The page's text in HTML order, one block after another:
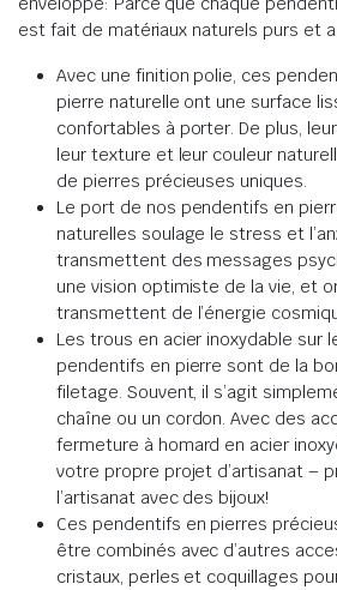
est fait de matériaux naturels purs et a
Avec une finition polie, ces
pierre naturelle ont une surface
confortables à porter. De plus,
leur texture et leur couleur
de pierres précieuses uniques.
Le port de nos pendentifs en
naturelles soulage le stress et
transmettent des messages
une vision optimiste de la vie, et
transmettent de l’énergie
Les trous en acier inoxydable sur
pendentifs en pierre sont de la
filetage. Souvent, il s’agit
chaîne ou un cordon.Avec des
fermeture à homard en acier
votre propre projet d’artisanat –
l’artisanat avec des bijoux!
Ces pendentifs en pierres
être combinés avec d’autres
cristaux, perles et coquillages